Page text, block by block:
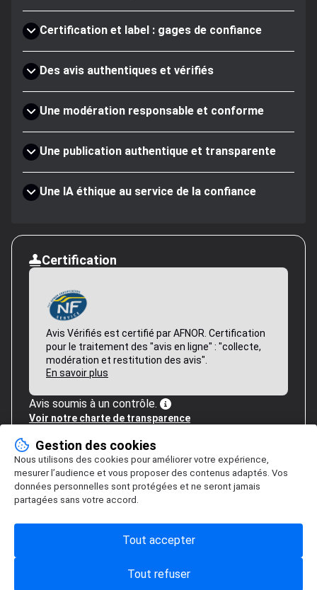
Certification et label : gages de confiance
Des avis authentiques et vérifiés
Une modération responsable et conforme
Une publication authentique et transparente
Une IA éthique au service de la confiance
Certification
Avis Vérifiés est certifié par AFNOR. Certification
pour le traitement des "avis en ligne" : "collecte,
modération et restitution des avis".
En savoir plus
Avis soumis à un contrôle.
Voir notre charte de transparence
Gestion des cookies
Nous utilisons des cookies pour améliorer votre expérience,
mesurer l’audience et vous proposer des contenus adaptés. Vos
données personnelles sont protégées et ne seront jamais
partagées sans votre accord.
Tout refuser
Tout accepter